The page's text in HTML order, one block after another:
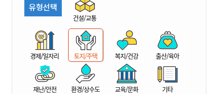
시
산
유형선택
건설/교통
경제/일자리 토지/주택 복지/건강 출산/육아
재난/안전 환경/상수도 교육/문화 기타